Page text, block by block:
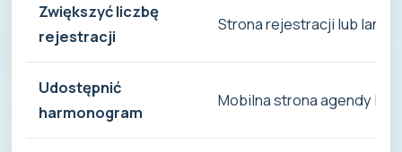
Zwiększyć liczbę
rejestracji
Strona rejestracji lub
Udostępnić
harmonogram
Mobilna strona agendy lub